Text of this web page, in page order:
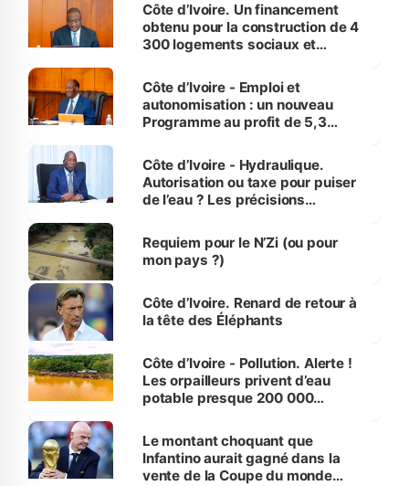
Côte d’Ivoire. Un financement
obtenu pour la construction de 4
300 logements sociaux et
et Yamoussoukro
Côte d’Ivoire - Emploi et
autonomisation : un nouveau
Programme au profit de 5,3
Côte d’Ivoire - Hydraulique.
Autorisation ou taxe pour puiser
de l’eau ? Les précisions
Requiem pour le N’Zi (ou pour
mon pays ?)
Côte d’Ivoire. Renard de retour à
la tête des Éléphants
Côte d’Ivoire - Pollution. Alerte !
Les orpailleurs privent d’eau
potable presque 200 000
Le montant choquant que
Infantino aurait gagné dans la
vente de la Coupe du monde